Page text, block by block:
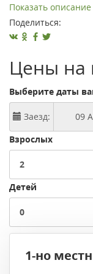
Показать
Поделиться:
Цены на
Выберите даты
Заезд:
Взрослых
Детей
1-но